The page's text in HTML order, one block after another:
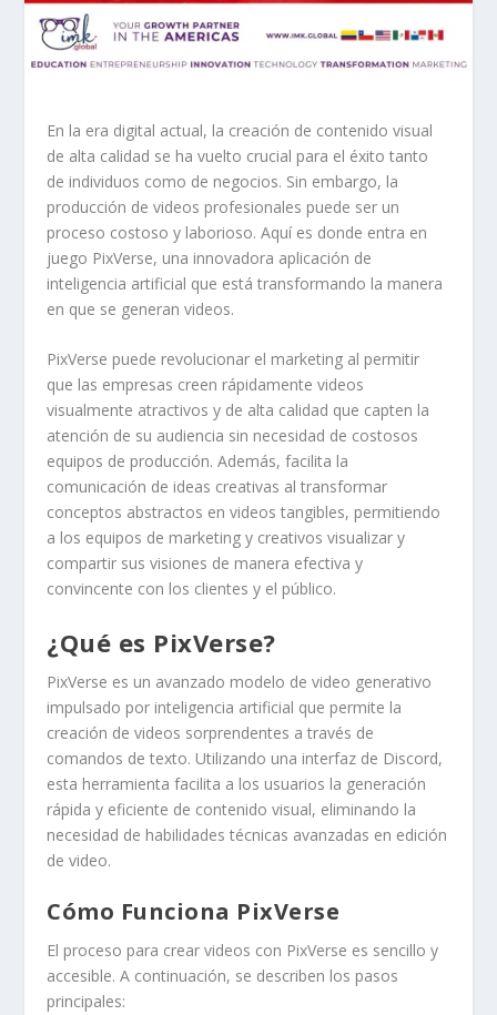
En la era digital actual, la creación de contenido visual
de alta calidad se ha vuelto crucial para el éxito tanto
de individuos como de negocios. Sin embargo, la
producción de videos profesionales puede ser un
proceso costoso y laborioso. Aquí es donde entra en
juego PixVerse, una innovadora aplicación de
inteligencia artificial que está transformando la manera
en que se generan videos.
PixVerse puede revolucionar el marketing al permitir
que las empresas creen rápidamente videos
visualmente atractivos y de alta calidad que capten la
atención de su audiencia sin necesidad de costosos
equipos de producción. Además, facilita la
comunicación de ideas creativas al transformar
conceptos abstractos en videos tangibles, permitiendo
a los equipos de marketing y creativos visualizar y
compartir sus visiones de manera efectiva y
convincente con los clientes y el público.
¿Qué es PixVerse?
PixVerse es un avanzado modelo de video generativo
impulsado por inteligencia artificial que permite la
creación de videos sorprendentes a través de
comandos de texto. Utilizando una interfaz de Discord,
esta herramienta facilita a los usuarios la generación
rápida y eficiente de contenido visual, eliminando la
necesidad de habilidades técnicas avanzadas en edición
de video.
Cómo Funciona PixVerse
El proceso para crear videos con PixVerse es sencillo y
accesible. A continuación, se describen los pasos
principales: